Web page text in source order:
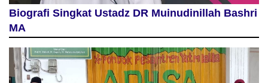
Biografi Singkat Ustadz DR Muinudinillah Bashri
MA